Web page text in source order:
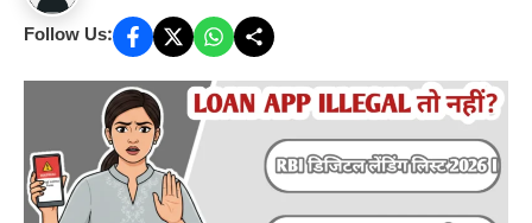
Follow Us: